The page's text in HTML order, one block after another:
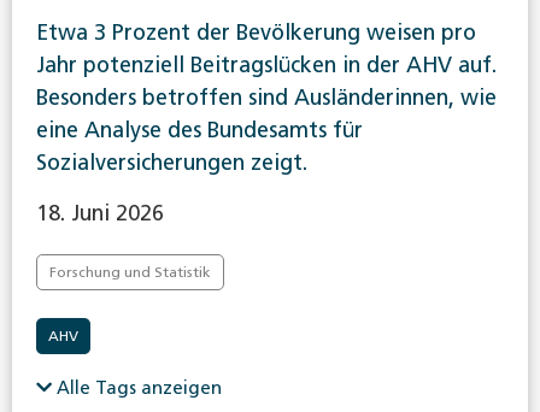
Etwa 3 Prozent der Bevölkerung weisen pro
Jahr potenziell Beitragslücken in der AHV auf.
Besonders betroffen sind Ausländerinnen, wie
eine Analyse des Bundesamts für
Sozialversicherungen zeigt.
18. Juni 2026
Forschung und Statistik
AHV
Alle Tags anzeigen